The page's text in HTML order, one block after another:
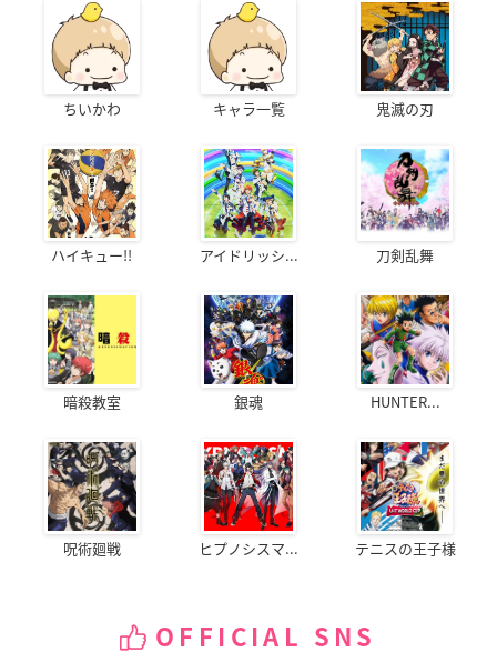
ちいかわ キャラ一覧 鬼滅の刃
ハイキュー!! アイドリッシ... 刀剣乱舞
暗殺教室 銀魂 HUNTER...
呪術廻戦 ヒプノシスマ... テニスの王子様
OFFICIAL SNS